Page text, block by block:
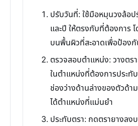
ปรับวันที่: ใช้มือหมุนวงล้อ
และปี ให้ตรงกับที่ต้องการ โ
บนพื้นผิวที่สะอาดเพื่อป้องกั
ตรวจสอบตำแหน่ง: วางตร
ในตำแหน่งที่ต้องการประทั
ช่องว่างด้านล่างของตัวด้าม
ได้ตำแหน่งที่แม่นยำ
ประทับตรา: กดตรายางลง